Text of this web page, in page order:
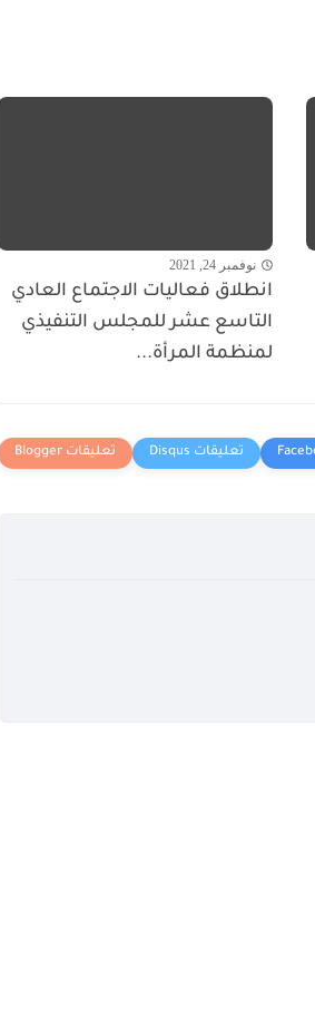
نوفمبر 24, 2021
انطلاق فعاليات الاجتماع العادي
التاسع عشر للمجلس التنفيذي
لمنظمة المرأة...